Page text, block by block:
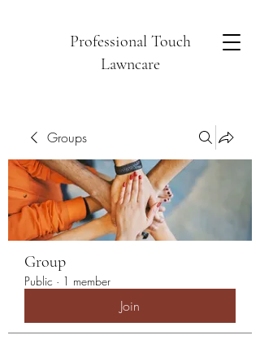
Professional Touch
Lawncare
Groups
Group
Public · 1 member
Join